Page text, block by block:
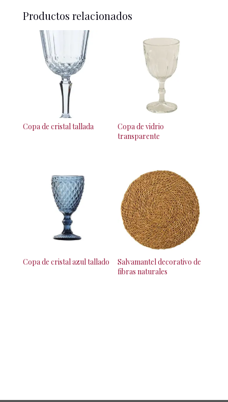
Productos relacionados
Copa de cristal tallada
Copa de vidrio
transparente
Copa de cristal azul tallado
Salvamantel decorativo de
fibras naturales